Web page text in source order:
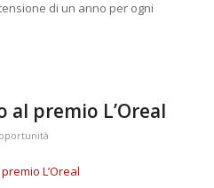
di un anno per ogni
premio L’Oreal
L’Oreal